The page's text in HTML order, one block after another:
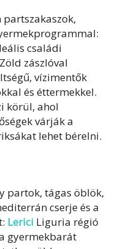
családi
zászlóval
vízimentők
és éttermekkel.
körül, ahol
várják a
lehet bérelni.
partok, tágas öblök,
cserje és a
Lerici Liguria régió
gyermekbarát